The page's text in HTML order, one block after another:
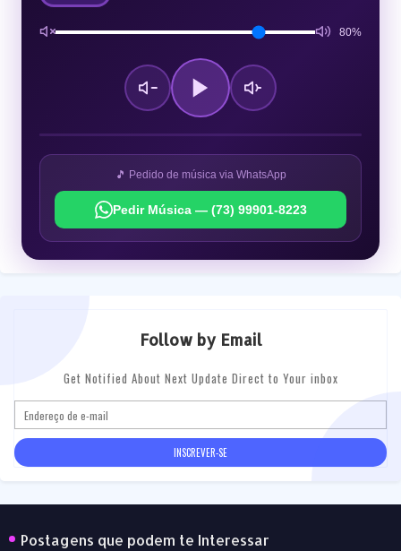
80%
🎵 Pedido de música via WhatsApp
Pedir Música — (73) 99901-8223
Follow by Email
Get Notified About Next Update Direct to Your inbox
Postagens que podem te Interessar